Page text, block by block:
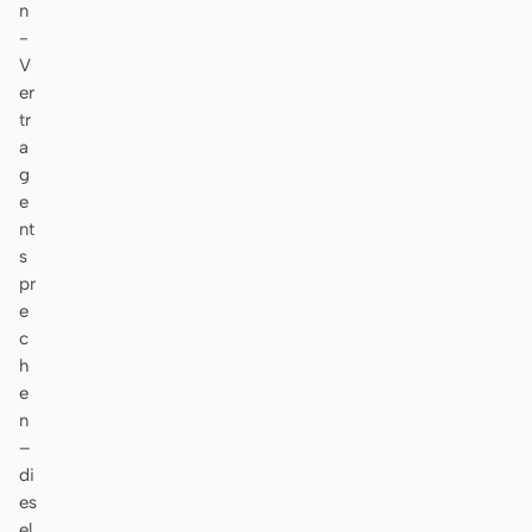
n
-
V
er
tr
a
g
e
nt
s
pr
e
c
h
e
n
–
di
es